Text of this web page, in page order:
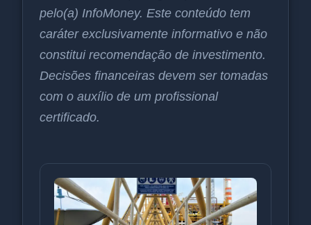
pelo(a) InfoMoney. Este conteúdo tem
caráter exclusivamente informativo e não
constitui recomendação de investimento.
Decisões financeiras devem ser tomadas
com o auxílio de um profissional
certificado.